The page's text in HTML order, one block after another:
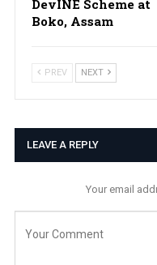
DevINE Scheme at
Boko, Assam
PREV NEXT
LEAVE A REPLY
Your email